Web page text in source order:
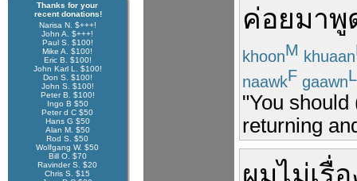
Thanks for your
recent donations!
Narisa N. $+++!
John A. $+++!
Paul S. $100!
Mike A. $100!
Eric B. $100!
John Karl L. $100!
Don S. $100!
John S. $100!
Peter B. $100!
Ingo B $50
Peter d C $50
Hans G $50
Alan M. $50
Rod S. $50
Wolfgang W. $50
Bill O. $70
Ravinder S. $20
Chris S. $15
ค่อยมาพู
khoonM khuaan
naawkF gaawnL
"You
returning
ผมไม่เรื่